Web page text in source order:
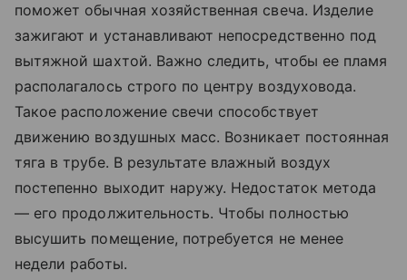
поможет обычная хозяйственная свеча. Изделие
зажигают и устанавливают непосредственно под
вытяжной шахтой. Важно следить, чтобы ее пламя
располагалось строго по центру воздуховода.
Такое расположение свечи способствует
движению воздушных масс. Возникает постоянная
тяга в трубе. В результате влажный воздух
постепенно выходит наружу. Недостаток метода
— его продолжительность. Чтобы полностью
высушить помещение, потребуется не менее
недели работы.